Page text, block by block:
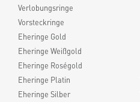
Verlobungsringe
Vorsteckringe
Eheringe Gold
Eheringe Weißgold
Eheringe Roségold
Eheringe Platin
Eheringe Silber